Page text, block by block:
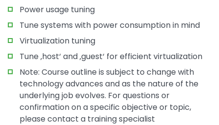
Power usage tuning
Tune systems with power consumption in mind
Virtualization tuning
Tune ‚host‘ and ‚guest‘ for efficient virtualization
Note: Course outline is subject to change with
technology advances and as the nature of the
underlying job evolves. For questions or
confirmation on a specific objective or topic,
please contact a training specialist